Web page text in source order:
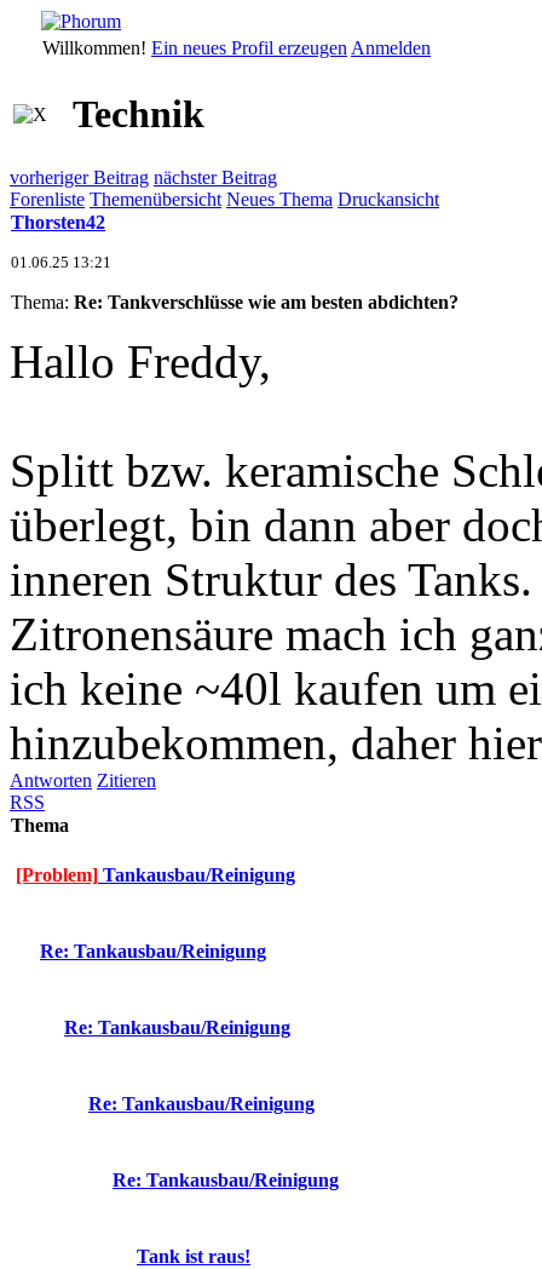
Willkommen! Ein neues Profil erzeugen Anmelden
Technik
vorheriger Beitrag nächster Beitrag
Forenliste Themenübersicht Neues Thema Druckansicht
Thorsten42
01.06.25 13:21
Thema: Re: Tankverschlüsse wie am besten abdichten?
Hallo Freddy,
Splitt bzw. keramische
überlegt, bin dann aber
inneren Struktur des Tanks.
Zitronensäure mach ich
ich keine ~40l kaufen um
hinzubekommen, daher
Antworten Zitieren
RSS
Thema
[Problem] Tankausbau/Reinigung
Re: Tankausbau/Reinigung
Re: Tankausbau/Reinigung
Re: Tankausbau/Reinigung
Re: Tankausbau/Reinigung
Tank ist raus!